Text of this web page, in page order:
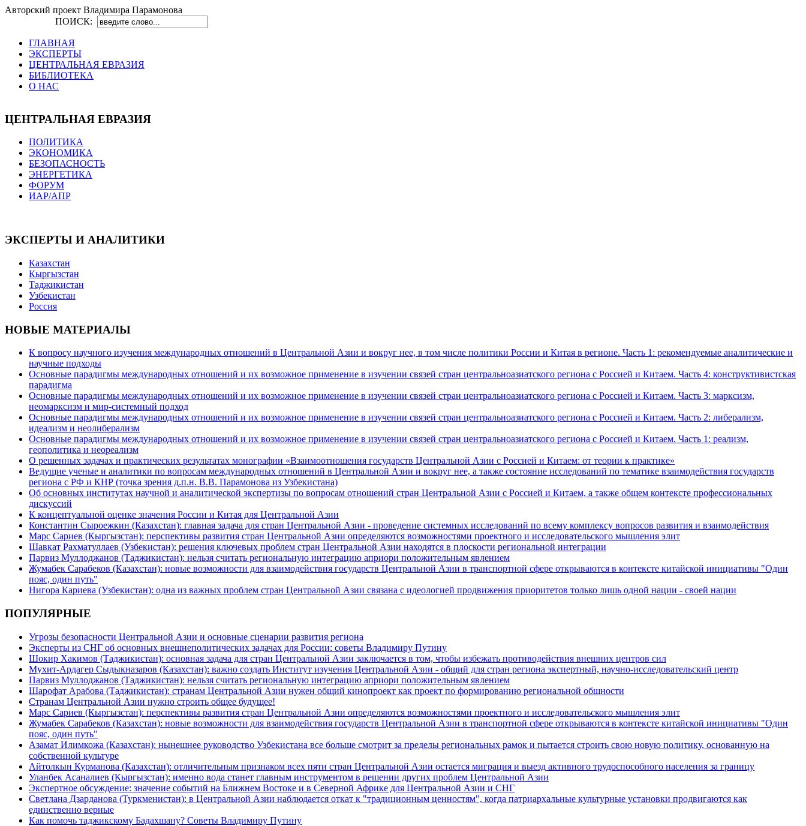
Авторский проект Владимира Парамонова
ПОИСК:
ГЛАВНАЯ
ЭКСПЕРТЫ
ЦЕНТРАЛЬНАЯ ЕВРАЗИЯ
БИБЛИОТЕКА
О НАС
ЦЕНТРАЛЬНАЯ ЕВРАЗИЯ
ПОЛИТИКА
ЭКОНОМИКА
БЕЗОПАСНОСТЬ
ЭНЕРГЕТИКА
ФОРУМ
ИАР/АПР
ЭКСПЕРТЫ И АНАЛИТИКИ
Казахстан
Кыргызстан
Таджикистан
Узбекистан
Россия
НОВЫЕ МАТЕРИАЛЫ
К вопросу научного изучения международных отношений в Центральной Азии и вокруг нее, в том числе политики России и Китая в регионе. Часть 1: рекомендуемые аналитические и
научные подходы
Основные парадигмы международных отношений и их возможное применение в изучении связей стран центральноазиатского региона с Россией и Китаем. Часть 4: конструктивистская
парадигма
Основные парадигмы международных отношений и их возможное применение в изучении связей стран центральноазиатского региона с Россией и Китаем. Часть 3: марксизм,
неомарксизм и мир-системный подход
Основные парадигмы международных отношений и их возможное применение в изучении связей стран центральноазиатского региона с Россией и Китаем. Часть 2: либерализм,
идеализм и неолиберализм
Основные парадигмы международных отношений и их возможное применение в изучении связей стран центральноазиатского региона с Россией и Китаем. Часть 1: реализм,
геополитика и неореализм
О решенных задачах и практических результатах монографии «Взаимоотношения государств Центральной Азии с Россией и Китаем: от теории к практике»
Ведущие ученые и аналитики по вопросам международных отношений в Центральной Азии и вокруг нее, а также состояние исследований по тематике взаимодействия государств
региона с РФ и КНР (точка зрения д.п.н. В.В. Парамонова из Узбекистана)
Об основных институтах научной и аналитической экспертизы по вопросам отношений стран Центральной Азии с Россией и Китаем, а также общем контексте профессиональных
дискуссий
К концептуальной оценке значения России и Китая для Центральной Азии
Константин Сыроежкин (Казахстан): главная задача для стран Центральной Азии - проведение системных исследований по всему комплексу вопросов развития и взаимодействия
Марс Сариев (Кыргызстан): перспективы развития стран Центральной Азии определяются возможностями проектного и исследовательского мышления элит
Шавкат Рахматуллаев (Узбекистан): решения ключевых проблем стран Центральной Азии находятся в плоскости региональной интеграции
Парвиз Муллоджанов (Таджикистан): нельзя считать региональную интеграцию априори положительным явлением
Жумабек Сарабеков (Казахстан): новые возможности для взаимодействия государств Центральной Азии в транспортной сфере открываются в контексте китайской инициативы "Один
пояс, один путь"
Нигора Кариева (Узбекистан): одна из важных проблем стран Центральной Азии связана с идеологией продвижения приоритетов только лишь одной нации - своей нации
ПОПУЛЯРНЫЕ
Угрозы безопасности Центральной Азии и основные сценарии развития региона
Эксперты из СНГ об основных внешнеполитических задачах для России: советы Владимиру Путину
Шокир Хакимов (Таджикистан): основная задача для стран Центральной Азии заключается в том, чтобы избежать противодействия внешних центров сил
Мухит-Ардагер Сыдыкназаров (Казахстан): важно создать Институт изучения Центральной Азии - общий для стран региона экспертный, научно-исследовательский центр
Парвиз Муллоджанов (Таджикистан): нельзя считать региональную интеграцию априори положительным явлением
Шарофат Арабова (Таджикистан): странам Центральной Азии нужен общий кинопроект как проект по формированию региональной общности
Странам Центральной Азии нужно строить общее будущее!
Марс Сариев (Кыргызстан): перспективы развития стран Центральной Азии определяются возможностями проектного и исследовательского мышления элит
Жумабек Сарабеков (Казахстан): новые возможности для взаимодействия государств Центральной Азии в транспортной сфере открываются в контексте китайской инициативы "Один
пояс, один путь"
Азамат Илимкожа (Казахстан): нынешнее руководство Узбекистана все больше смотрит за пределы региональных рамок и пытается строить свою новую политику, основанную на
собственной культуре
Айтолкын Курманова (Казахстан): отличительным признаком всех пяти стран Центральной Азии остается миграция и выезд активного трудоспособного населения за границу
Уланбек Асаналиев (Кыргызстан): именно вода станет главным инструментом в решении других проблем Центральной Азии
Экспертное обсуждение: значение событий на Ближнем Востоке и в Северной Африке для Центральной Азии и СНГ
Светлана Дзарданова (Туркменистан): в Центральной Азии наблюдается откат к "традиционным ценностям", когда патриархальные культурные установки продвигаются как
единственно верные
Как помочь таджикскому Бадахшану? Советы Владимиру Путину